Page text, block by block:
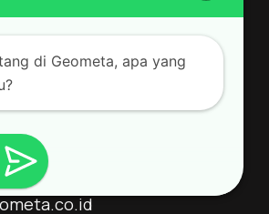
4220
8000
8333
di Geometa, apa yang